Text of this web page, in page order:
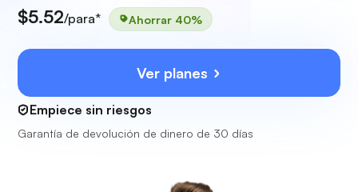
$5.52/para* Ahorrar 40%
Ver planes
Empiece sin riesgos
Garantía de devolución de dinero de 30 días